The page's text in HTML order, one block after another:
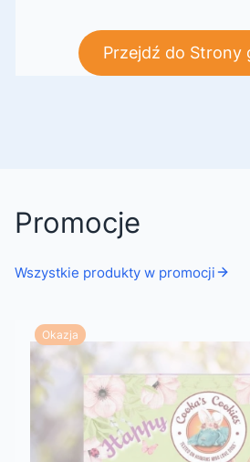
Przejdź do Strony
Promocje
Wszystkie produkty w promocji
Okazja